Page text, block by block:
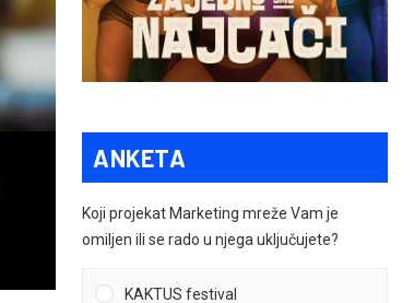
ANKETA
Koji projekat Marketing mreže Vam je
omiljen ili se rado u njega uključujete?
KAKTUS festival